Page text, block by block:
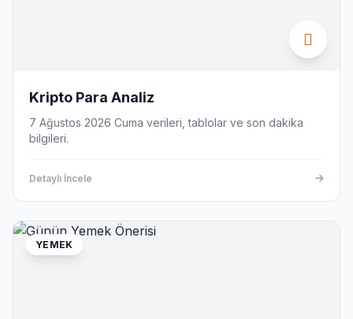
Kripto Para Analiz
7 Ağustos 2026 Cuma verileri, tablolar ve son dakika
bilgileri.
Detaylı İncele
YEMEK